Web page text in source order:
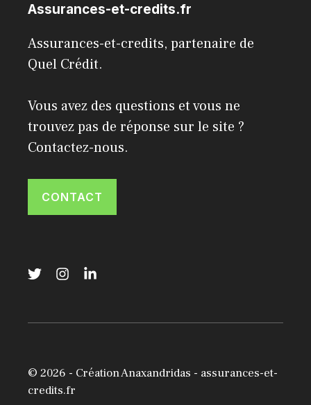
Assurances-et-credits.fr
Assurances-et-credits, partenaire de
Quel Crédit.
Vous avez des questions et vous ne
trouvez pas de réponse sur le site ?
Contactez-nous.
CONTACT
© 2026 - Création Anaxandridas - assurances-et-
credits.fr